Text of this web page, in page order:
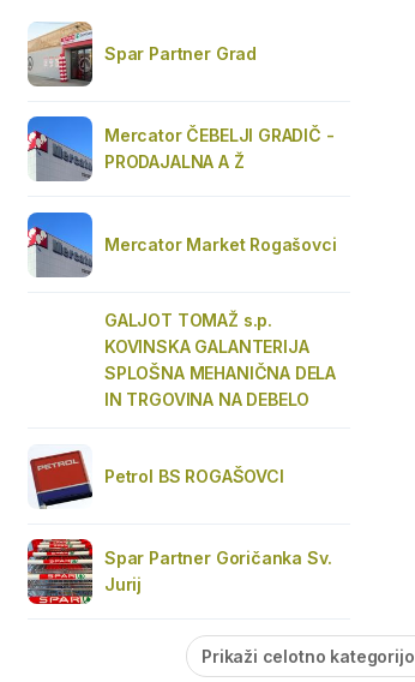
Spar Partner Grad
Mercator ČEBELJI GRADIČ -
PRODAJALNA A Ž
Mercator Market Rogašovci
GALJOT TOMAŽ s.p.
KOVINSKA GALANTERIJA
SPLOŠNA MEHANIČNA DELA
IN TRGOVINA NA DEBELO
Petrol BS ROGAŠOVCI
Spar Partner Goričanka Sv.
Jurij
Prikaži celotno kategorijo